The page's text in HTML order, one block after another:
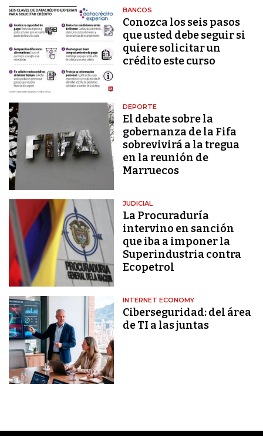
BANCOS
Conozca los seis pasos
que usted debe seguir si
quiere solicitar un
crédito este curso
DEPORTE
El debate sobre la
gobernanza de la Fifa
sobrevivirá a la tregua
en la reunión de
Marruecos
JUDICIAL
La Procuraduría
intervino en sanción
que iba a imponer la
Superindustria contra
Ecopetrol
INTERNET ECONOMY
Ciberseguridad: del área
de TI a las juntas